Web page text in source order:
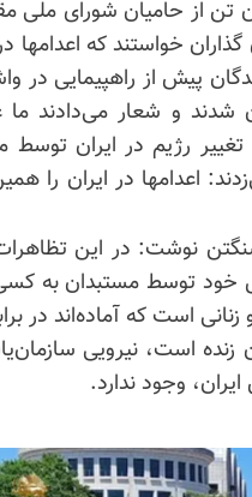
تن از حامیان شورای ملی
خواستند که اعدامها
پیش از راهپیمایی در
شدند و شعار می‌دادند ما
رژیم در ایران توسط
اعدامها در ایران را
نوشت: در این
خود توسط مستبدان به
است که آماده‌اند در
زنده است، نیرویی
وجود ندارد.